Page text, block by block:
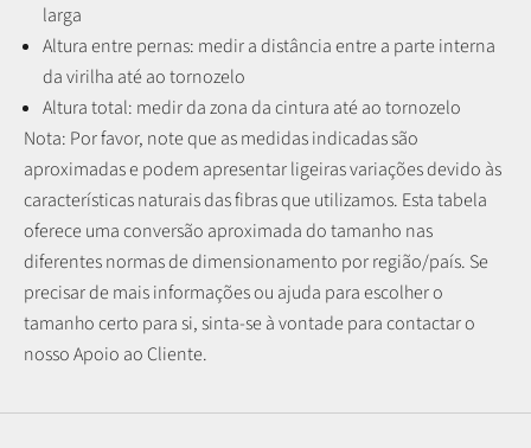
larga
Altura entre pernas: medir a distância entre a parte interna
da virilha até ao tornozelo
Altura total: medir da zona da cintura até ao tornozelo
Nota: Por favor, note que as medidas indicadas são
aproximadas e podem apresentar ligeiras variações devido às
características naturais das fibras que utilizamos. Esta tabela
oferece uma conversão aproximada do tamanho nas
diferentes normas de dimensionamento por região/país. Se
precisar de mais informações ou ajuda para escolher o
tamanho certo para si, sinta-se à vontade para contactar o
nosso Apoio ao Cliente.